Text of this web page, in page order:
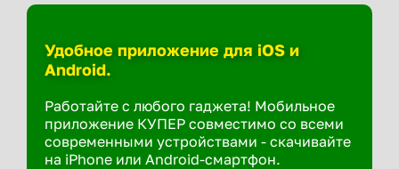
Удобное приложение для iOS и
Android.
Работайте с любого гаджета! Мобильное
приложение КУПЕР совместимо со всеми
современными устройствами - скачивайте
на iPhone или Android-смартфон.